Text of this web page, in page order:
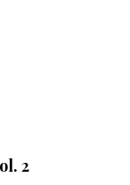
2